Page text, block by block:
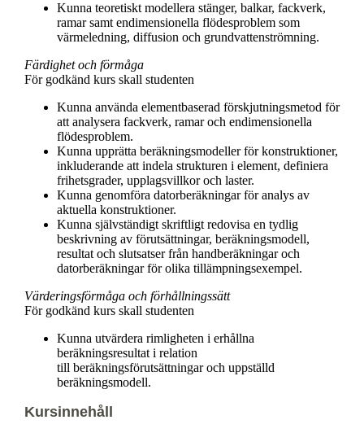
Kunna teoretiskt modellera stänger, balkar, fackverk,
ramar samt endimensionella flödesproblem som
värmeledning, diffusion och grundvattenströmning.
Färdighet och förmåga
För godkänd kurs skall studenten
Kunna använda elementbaserad förskjutningsmetod för
att analysera fackverk, ramar och endimensionella
flödesproblem.
Kunna upprätta beräkningsmodeller för konstruktioner,
inkluderande att indela strukturen i element, definiera
frihetsgrader, upplagsvillkor och laster.
Kunna genomföra datorberäkningar för analys av
aktuella konstruktioner.
Kunna självständigt skriftligt redovisa en tydlig
beskrivning av förutsättningar, beräkningsmodell,
resultat och slutsatser från handberäkningar och
datorberäkningar för olika tillämpningsexempel.
Värderingsförmåga och förhållningssätt
För godkänd kurs skall studenten
Kunna utvärdera rimligheten i erhållna
beräkningsresultat i relation
till beräkningsförutsättningar och uppställd
beräkningsmodell.
Kursinnehåll